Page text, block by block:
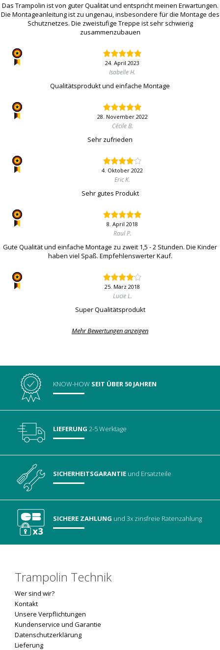
Das Trampolin ist von guter Qualität und entspricht meinen Erwartungen.
Die Montageanleitung ist zu ungenau, insbesondere für die Montage des
Schutznetzes. Die zweistufige Treppe ist sehr schwierig
zusammenzubauen
24. April 2023
Isabelle H.
Qualitätsprodukt und einfache Montage
28. November 2022
Cécile B.
Sehr zufrieden
4. Oktober 2022
Eric K.
Sehr gutes Produkt
8. April 2018
Raul P.
Gute Qualität und einfache Montage zu zweit 1,5 - 2 Stunden. Die Kinder
haben viel Spaß. Empfehlenswerter Kauf.
25. März 2018
Lucie L.
Super Qualitätsprodukt
Mehr Bewertungen anzeigen
KNOW-HOW SEIT ÜBER 50 JAHREN
LIEFERUNG 2-5 Werktage
SICHERHEITSGARANTIE und Ersatzteile
SICHERE ZAHLUNG und 3x zinsfreie Ratenzahlung
Trampolin Technik
Wer sind wir?
Kontakt
Unsere Verpflichtungen
Kundenservice und Garantie
Datenschutzerklärung
Lieferung